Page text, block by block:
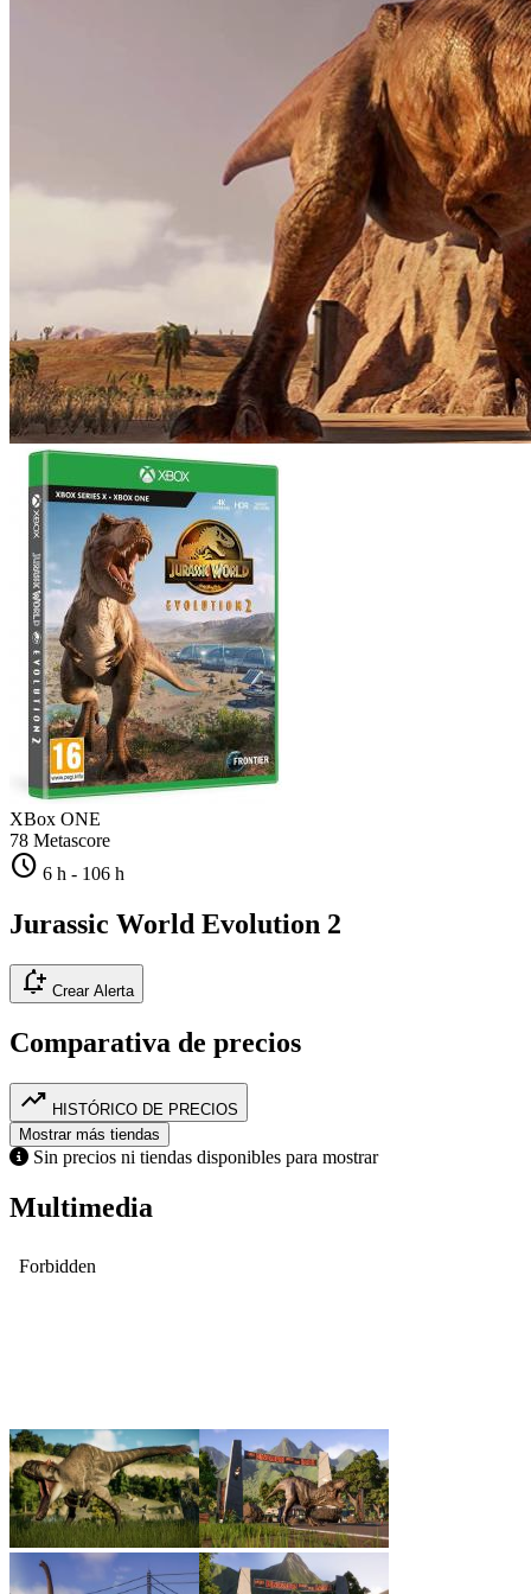
XBox ONE
78 Metascore
schedule 6 h - 106 h
Jurassic World Evolution 2
notification_add Crear Alerta
Comparativa de precios
trending_up HISTÓRICO DE PRECIOS
Mostrar más tiendas
Sin precios ni tiendas disponibles para mostrar
Multimedia